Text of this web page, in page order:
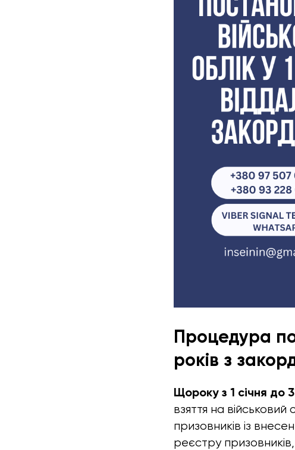
Процедура
років з
Щороку з 1 січня до
взяття на
призовників із
реєстру призовників,